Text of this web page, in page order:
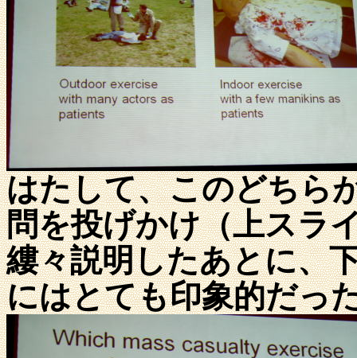
はたして、このどちら
問を投げかけ（上スラ
縷々説明したあとに、
にはとても印象的だっ